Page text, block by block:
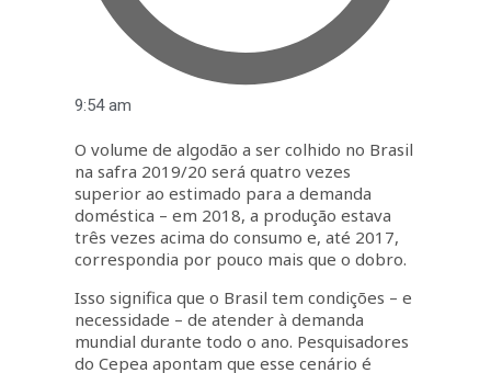
9:54 am
O volume de algodão a ser colhido no Brasil
na safra 2019/20 será quatro vezes
superior ao estimado para a demanda
doméstica – em 2018, a produção estava
três vezes acima do consumo e, até 2017,
correspondia por pouco mais que o dobro.
Isso significa que o Brasil tem condições – e
necessidade – de atender à demanda
mundial durante todo o ano. Pesquisadores
do Cepea apontam que esse cenário é